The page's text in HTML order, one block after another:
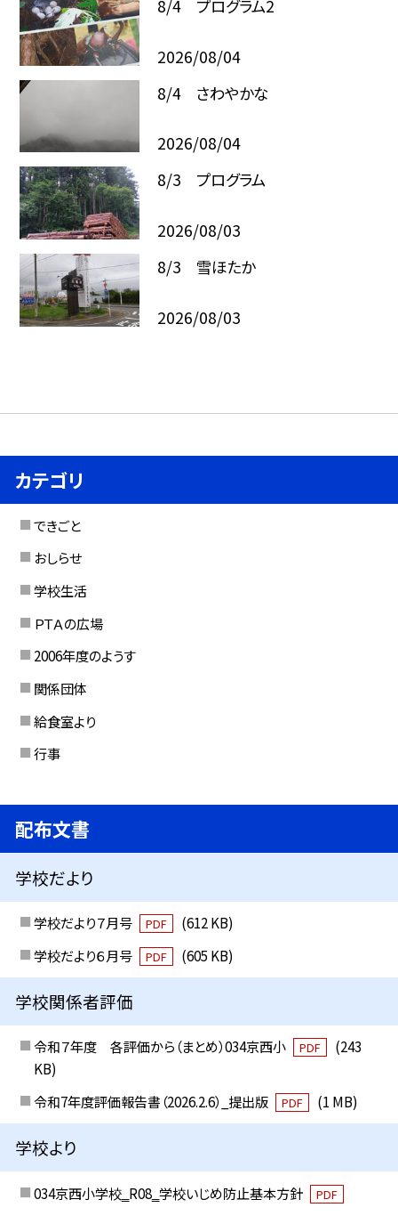
8/4 プログラム2
2026/08/04
8/4 さわやかな
2026/08/04
8/3 プログラム
2026/08/03
8/3 雪ほたか
2026/08/03
カテゴリ
できごと
おしらせ
学校生活
ＰＴＡの広場
2006年度のようす
関係団体
給食室より
行事
配布文書
学校だより
学校だより７月号 PDF
(612 KB)
学校だより６月号
PDF (605 KB)
学校関係者評価
令和７年度 各評価から（まとめ）034京西小 PDF
(243
KB)
令和7年度評価報告書（2026.2.6）_提出版
PDF (1 MB)
学校より
034京西小学校‗R08‗学校いじめ防止基本方針 PDF